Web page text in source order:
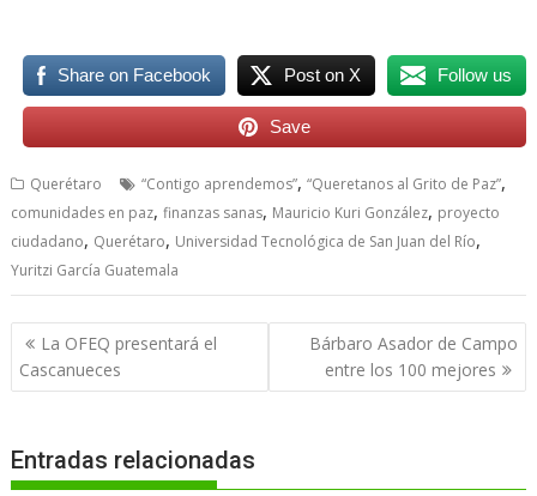
Share on Facebook Post on X Follow us
Save
Querétaro “Contigo aprendemos”,“Queretanos al Grito de Paz”,
comunidades en paz,finanzas sanas, Mauricio Kuri González, proyecto
ciudadano, Querétaro, Universidad Tecnológica de San Juan del Río,
Yuritzi García Guatemala
Navegación
de
entradas
La OFEQ presentará el
Cascanueces
Bárbaro Asador de Campo
entre los 100 mejores
Entradas relacionadas